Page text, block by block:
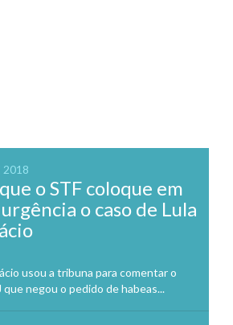
2018
o STF coloque em
o caso de Lula
usou a tribuna para comentar o
negou o pedido de habeas...